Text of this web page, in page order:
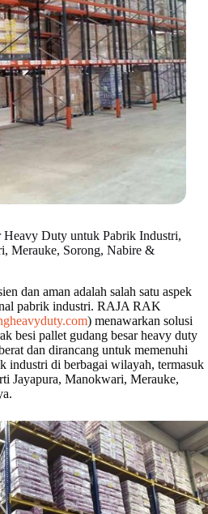
Heavy Duty untuk Pabrik Industri,
Merauke, Sorong, Nabire &
dan aman adalah salah satu aspek
pabrik industri. RAJA RAK
) menawarkan solusi
besi pallet gudang besar heavy duty
dan dirancang untuk memenuhi
industri di berbagai wilayah, termasuk
Jayapura, Manokwari, Merauke,